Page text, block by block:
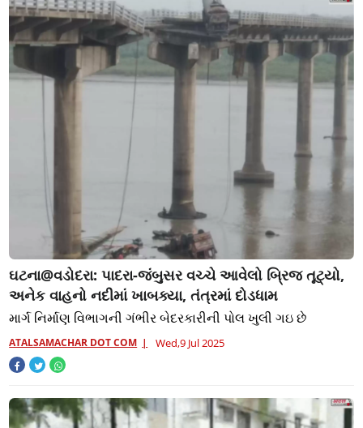
ઘટના@વડોદરા: પાદરા-જંબુસર વચ્ચે આવેલો બ્રિજ તૂટ્યો,
અનેક વાહનો નદીમાં ખાબક્યા, તંત્રમાં દોડધામ
માર્ગ નિર્માણ વિભાગની ગંભીર બેદરકારીની પોલ ખુલી ગઇ છે
ATALSAMACHAR DOT COM Wed,9 Jul 2025